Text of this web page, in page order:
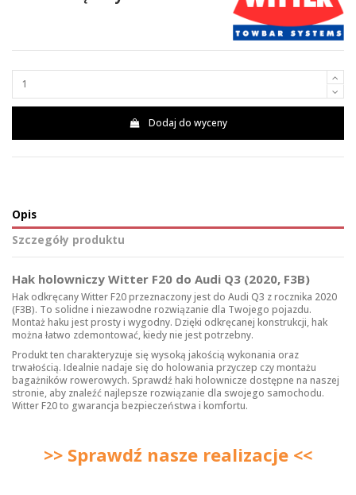
Dodaj do wyceny
Opis
Szczegóły produktu
Hak holowniczy Witter F20 do Audi Q3 (2020, F3B)
Hak odkręcany Witter F20 przeznaczony jest do Audi Q3 z rocznika 2020
(F3B). To solidne i niezawodne rozwiązanie dla Twojego pojazdu.
Montaż haku jest prosty i wygodny. Dzięki odkręcanej konstrukcji, hak
można łatwo zdemontować, kiedy nie jest potrzebny.
Produkt ten charakteryzuje się wysoką jakością wykonania oraz
trwałością. Idealnie nadaje się do holowania przyczep czy montażu
bagażników rowerowych. Sprawdźhaki holownicze dostępne na naszej
stronie, aby znaleźć najlepsze rozwiązanie dla swojego samochodu.
Witter F20 to gwarancja bezpieczeństwa i komfortu.
>> Sprawdź nasze realizacje <<